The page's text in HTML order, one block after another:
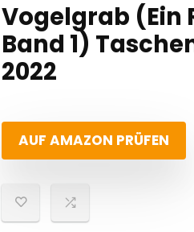
Vogelgrab (Ein
Band 1)
2022
AUF AMAZON PRÜFEN